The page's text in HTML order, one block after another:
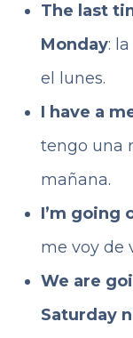
The last
Monday:
el lunes.
I have a
tengo una
mañana.
I’m going
me voy de
We are
Saturday